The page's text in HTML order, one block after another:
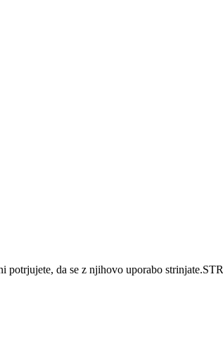
potrjujete, da se z njihovo uporabo strinjate.